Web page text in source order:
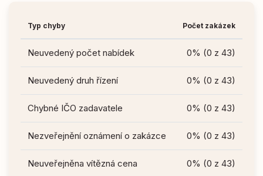
Typ chyby Počet zakázek
Neuvedený počet nabídek 0% (0 z 43)
Neuvedený druh řízení 0% (0 z 43)
Chybné IČO zadavatele 0% (0 z 43)
Nezveřejnění oznámení o zakázce 0% (0 z 43)
Neuveřejněna vítězná cena 0% (0 z 43)